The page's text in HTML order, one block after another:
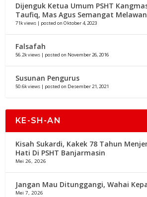
Dijenguk Ketua Umum PSHT
Taufiq, Mas Agus Semangat
71k views | posted on Oktober 4, 2023
Falsafah
56.2k views | posted on November 26, 2016
Susunan Pengurus
50.6k views | posted on Desember 21, 2021
KE-SH-AN
Kisah Sukardi, Kakek 78 Tahun
Hati Di PSHT Banjarmasin
Mei 26, 2026
Jangan Mau Ditunggangi, Wahai
Mei 7, 2026